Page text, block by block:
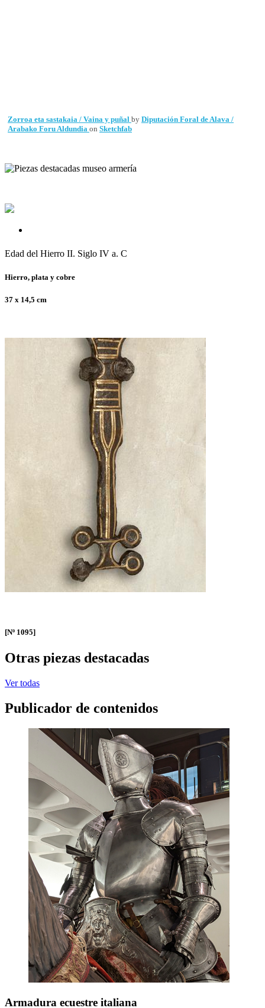
Zorroa eta sastakaia / Vaina y puñal by Diputación Foral de Alava /
Arabako Foru Aldundia on Sketchfab
Edad del Hierro II. Siglo IV a. C
Hierro, plata y cobre
37 x 14,5 cm
[Nº 1095]
Otras piezas destacadas
Ver todas
Publicador de contenidos
Armadura ecuestre italiana